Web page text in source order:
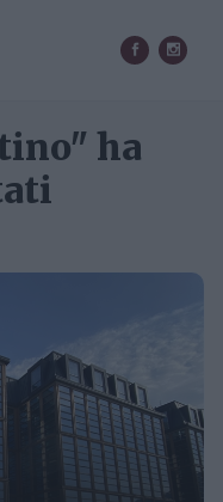
ha